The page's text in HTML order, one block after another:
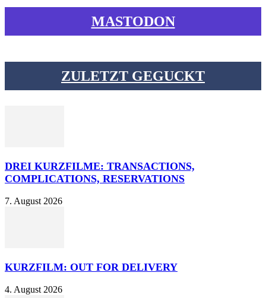
MASTODON
ZULETZT GEGUCKT
DREI KURZFILME: TRANSACTIONS,
COMPLICATIONS, RESERVATIONS
7. August 2026
KURZFILM: OUT FOR DELIVERY
4. August 2026